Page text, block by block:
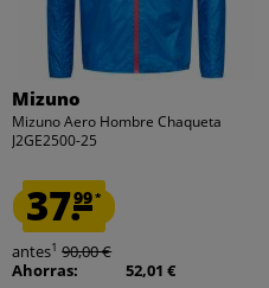
Mizuno
Mizuno Aero Hombre Chaqueta
J2GE2500-25
37.99*
antes1 90,00 €
Ahorras:
52,01 €